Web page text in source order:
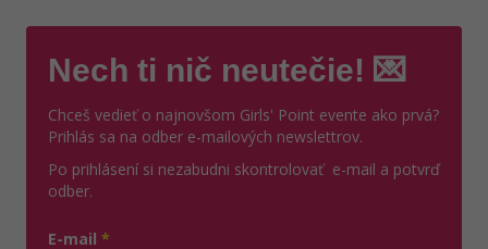
Nech ti nič neutečie! 💌
Chceš vedieť o najnovšom Girls' Point evente ako prvá?
Prihlás sa na odber e-mailových newslettrov.
Po prihlásení si nezabudni skontrolovať e-mail a potvrď
odber.
E-mail *